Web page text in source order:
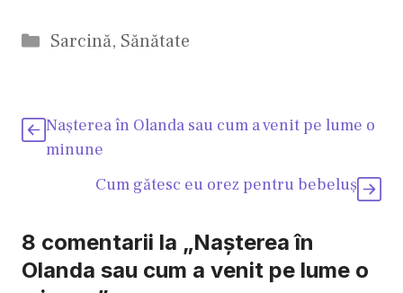
Categorii
Sarcină, Sănătate
Naşterea în Olanda sau cum a venit pe lume o
minune
Cum gătesc eu orez pentru bebeluş
8 comentarii la „Naşterea în
Olanda sau cum a venit pe lume o